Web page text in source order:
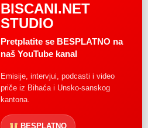
BISCANI.NET
STUDIO
Pretplatite se BESPLATNO na
naš YouTube kanal
Emisije, intervjui, podcasti i video
priče iz Bihaća i Unsko-sanskog
kantona.
BESPLATNO